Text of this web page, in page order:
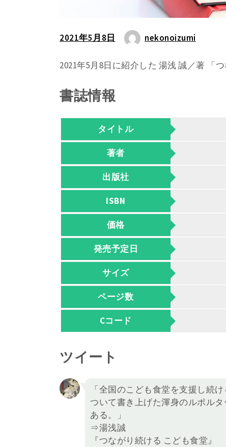
2021年5月8日 nekonoizumi
2021年5月8日に紹介した 湯浅 誠／著 「
書誌情報
タイトル
著者
出版社
ISBN
価格
発売予定日
サイズ
ページ数
Cコード
ツイート
「全国のこども食堂を支援し続
ついて書き上げた渾身のルポル
ある。」
⇒湯浅誠
『つながり続ける こども食堂』